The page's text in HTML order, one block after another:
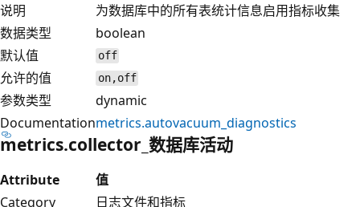
说明
为数据库中的所有表统计信息启用指标收集
数据类型
boolean
默认值
off
允许的值 on,off
参数类型
dynamic
Documentationmetrics.autovacuum_diagnostics
metrics.collector_数据库活动
Attribute
值
Category
日志文件和指标